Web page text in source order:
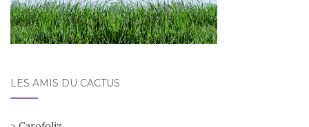
LES AMIS DU CACTUS